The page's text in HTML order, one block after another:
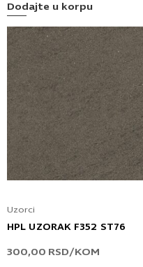
Dodajte u korpu
Uzorci
HPL UZORAK F352 ST76
300,00 RSD/KOM